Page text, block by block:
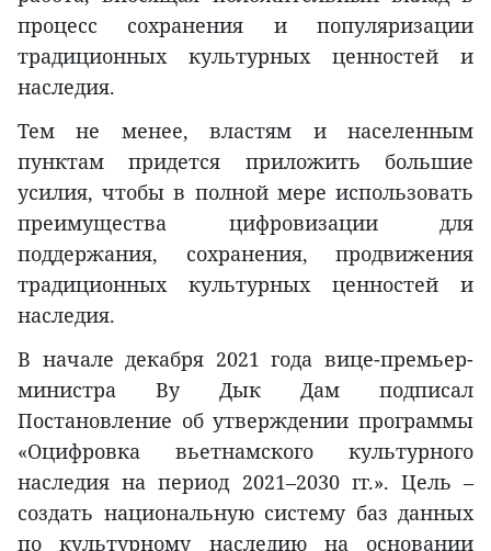
процесс сохранения и популяризации
традиционных культурных ценностей и
наследия.
Тем не менее, властям и населенным
пунктам придется приложить большие
усилия, чтобы в полной мере использовать
преимущества цифровизации для
поддержания, сохранения, продвижения
традиционных культурных ценностей и
наследия.
В начале декабря 2021 года вице-премьер-
министра Ву Дык Дам подписал
Постановление об утверждении программы
«Оцифровка вьетнамского культурного
наследия на период 2021–2030 гг.». Цель –
создать национальную систему баз данных
по культурному наследию на основании